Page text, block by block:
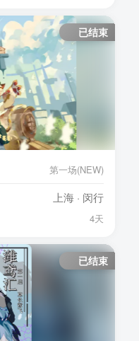
已结束
第一场(NEW)
上海 · 闵行
4天
已结束